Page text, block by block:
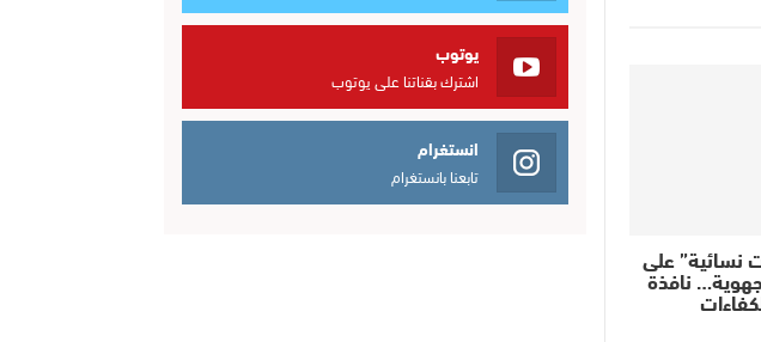
نسائية” على
نافذة
يوتوب
اشترك بقناتنا على يوتوب
انستغرام
تابعنا بانستغرام